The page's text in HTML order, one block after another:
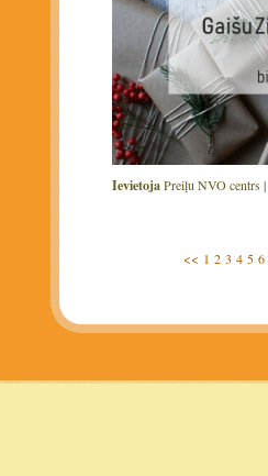
IevietojaPreiļu NVO centrs |
<< 1 2 3 4 5 6